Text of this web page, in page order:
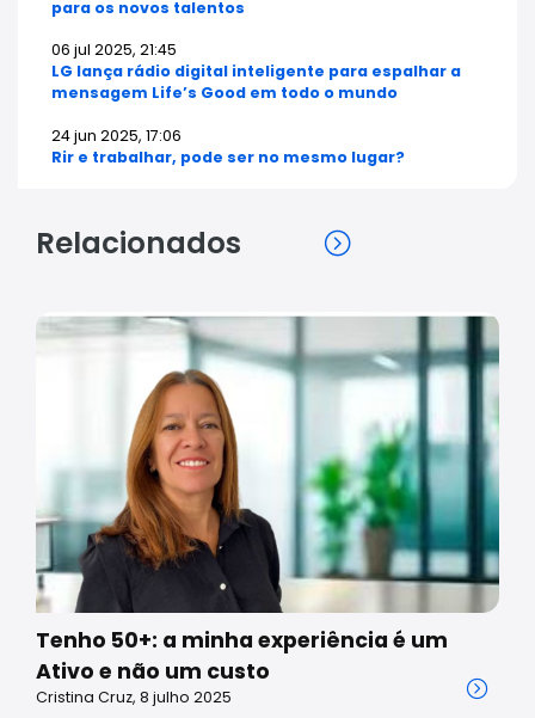
para os novos talentos
06 jul 2025, 21:45
LG lança rádio digital inteligente para espalhar a
mensagem Life’s Good em todo o mundo
24 jun 2025, 17:06
Rir e trabalhar, pode ser no mesmo lugar?
Relacionados
Tenho 50+: a minha experiência é um
Ativo e não um custo
Cristina Cruz, 8 julho 2025